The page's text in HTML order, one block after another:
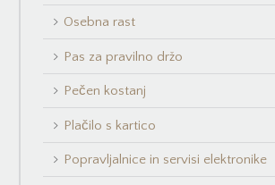
Osebna rast
Pas za pravilno držo
Pečen kostanj
Plačilo s kartico
Popravljalnice in servisi elektronike